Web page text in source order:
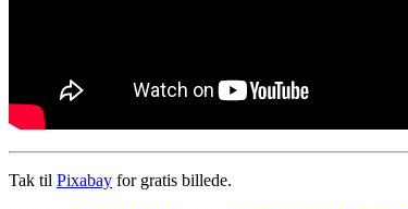
Tak til Pixabay for gratis billede.